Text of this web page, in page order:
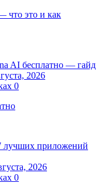
AI бесплатно — гайд
2026
0
лучших приложений
2026
0